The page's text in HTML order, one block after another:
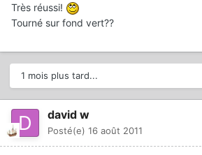
Très réussi!
Tourné sur fond vert??
1 mois plus tard...
david w
Posté(e) 16 août 2011